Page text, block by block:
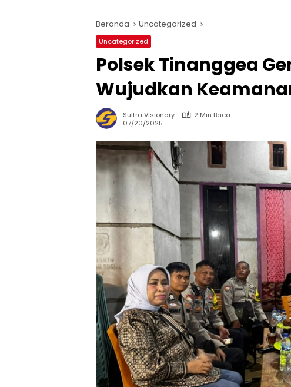
Beranda Uncategorized
Uncategorized
Polsek Tinanggea
Wujudkan
Sultra Visionary
2 Min Baca
07/20/2025